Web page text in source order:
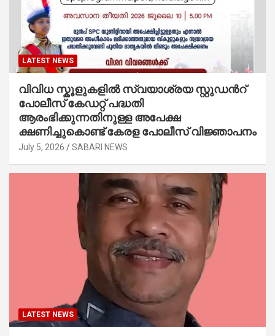
LATEST NEWS
വിവിധ സ്കൂളുകളില്‍ സ്വയാശ്രയ സ്റ്റുഡന്‍റ്
പോലീസ് കേഡറ്റ് പദ്ധതി
ആരംഭിക്കുന്നതിനുള്ള അപേക്ഷ
ക്ഷണിച്ചുകൊണ്ട് കേരള പോലീസ് വിജ്ഞാപനം
July 5, 2026 SABARI NEWS
LATEST NEWS